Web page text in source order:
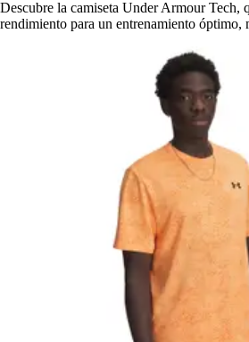
Descubre la camiseta Under Armour Tech,
rendimiento para un entrenamiento óptimo,